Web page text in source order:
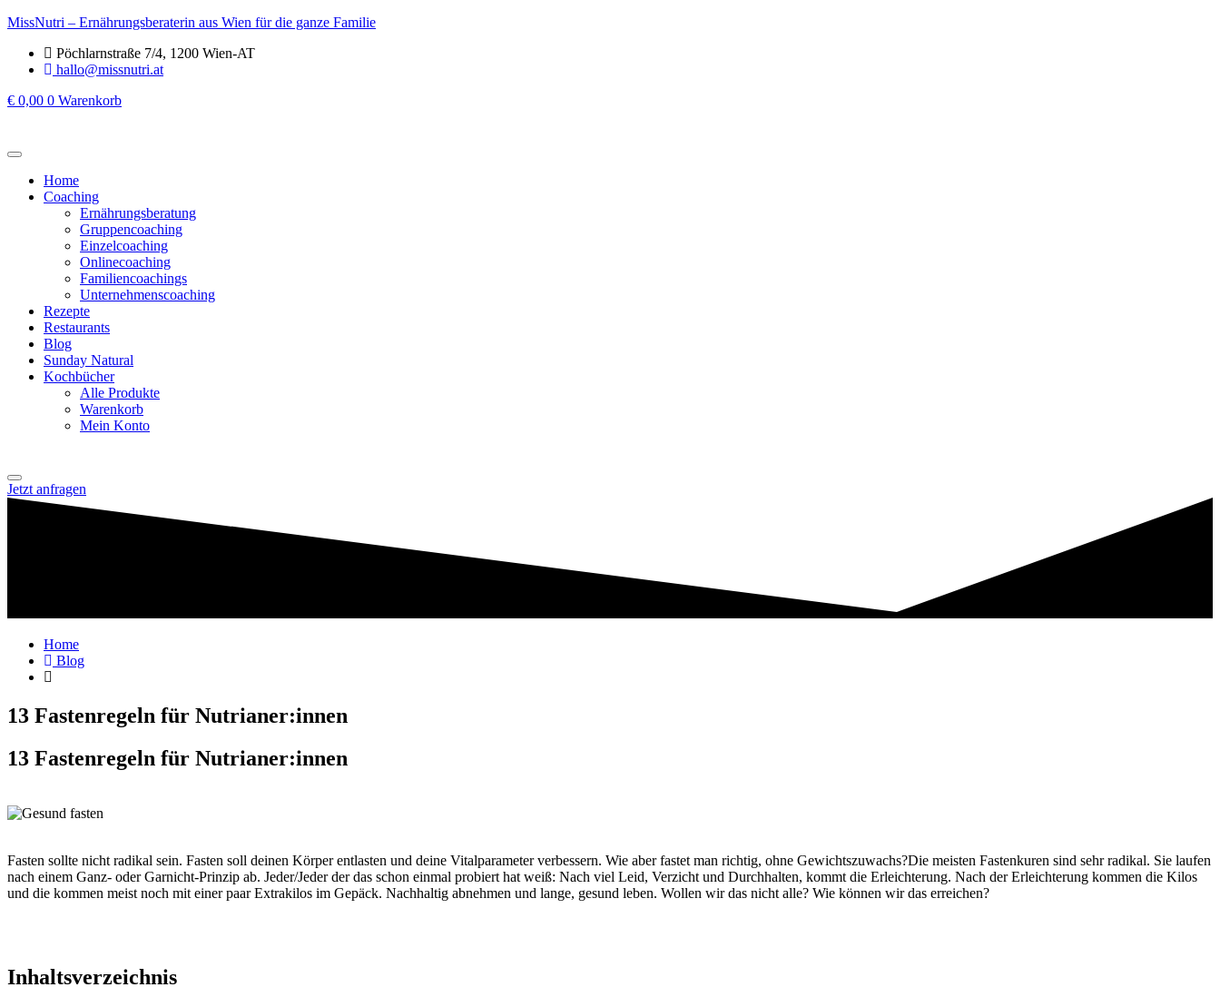
MissNutri – Ernährungsberaterin aus Wien für die ganze Familie
Pöchlarnstraße 7/4, 1200 Wien-AT
hallo@missnutri.at
€ 0,00 0 Warenkorb
Home
Coaching
Ernährungsberatung
Gruppencoaching
Einzelcoaching
Onlinecoaching
Familiencoachings
Unternehmenscoaching
Rezepte
Restaurants
Blog
Sunday Natural
Kochbücher
Alle Produkte
Warenkorb
Mein Konto
Jetzt anfragen
Home
Blog
13 Fastenregeln für Nutrianer:innen
13 Fastenregeln für Nutrianer:innen
Fasten sollte nicht radikal sein. Fasten soll deinen Körper entlasten und deine Vitalparameter verbessern. Wie aber fastet man richtig, ohne Gewichtszuwachs?Die meisten Fastenkuren sind sehr radikal. Sie laufen
nach einem Ganz- oder Garnicht-Prinzip ab. Jeder/Jeder der das schon einmal probiert hat weiß: Nach viel Leid, Verzicht und Durchhalten, kommt die Erleichterung. Nach der Erleichterung kommen die Kilos
und die kommen meist noch mit einer paar Extrakilos im Gepäck. Nachhaltig abnehmen und lange, gesund leben. Wollen wir das nicht alle? Wie können wir das erreichen?
Inhaltsverzeichnis